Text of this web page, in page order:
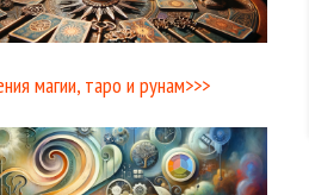
магии, таро и рунам>>>